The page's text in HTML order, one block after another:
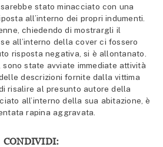
stato minacciato con una
all’interno dei propri indumenti.
chiedendo di mostrargli il
all’interno della cover ci fossero
risposta negativa, si è allontanato.
sono state avviate immediate attività
descrizioni fornite dalla vittima
risalire al presunto autore della
all’interno della sua abitazione, è
rapina aggravata.
CONDIVIDI: